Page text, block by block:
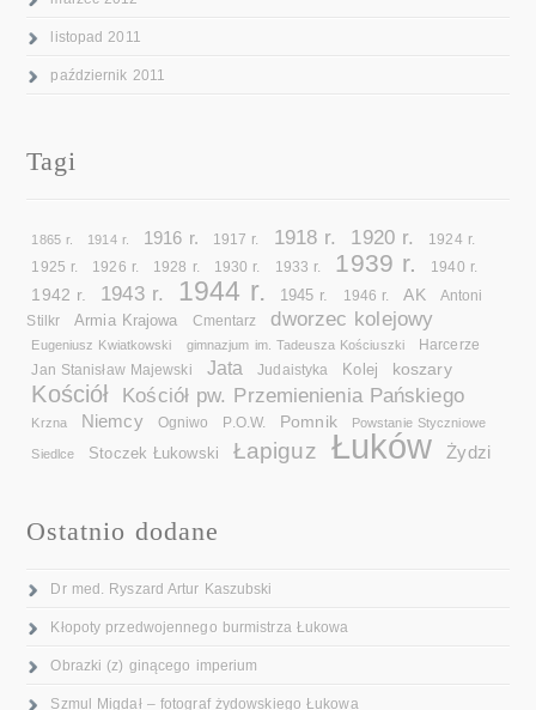
listopad 2011
październik 2011
Tagi
1865 r. 1914 r. 1916 r. 1917 r. 1918 r. 1920 r. 1924 r.
1925 r. 1926 r. 1928 r. 1930 r. 1933 r. 1939 r. 1940 r.
1942 r. 1943 r. 1944 r. 1945 r. 1946 r. AK
Antoni
Stilkr
Armia Krajowa Cmentarz dworzec kolejowy
Eugeniusz Kwiatkowski gimnazjum im. Tadeusza Kościuszki Harcerze
Jan Stanisław Majewski Jata Judaistyka Kolej koszary
Kościół Kościół pw. Przemienienia Pańskiego
Krzna Niemcy Ogniwo P.O.W. Pomnik Powstanie Styczniowe
Siedlce Stoczek Łukowski Łapiguz Łuków Żydzi
Ostatnio dodane
Dr med. Ryszard Artur Kaszubski
Kłopoty przedwojennego burmistrza Łukowa
Obrazki (z) ginącego imperium
Szmul Migdał – fotograf żydowskiego Łukowa